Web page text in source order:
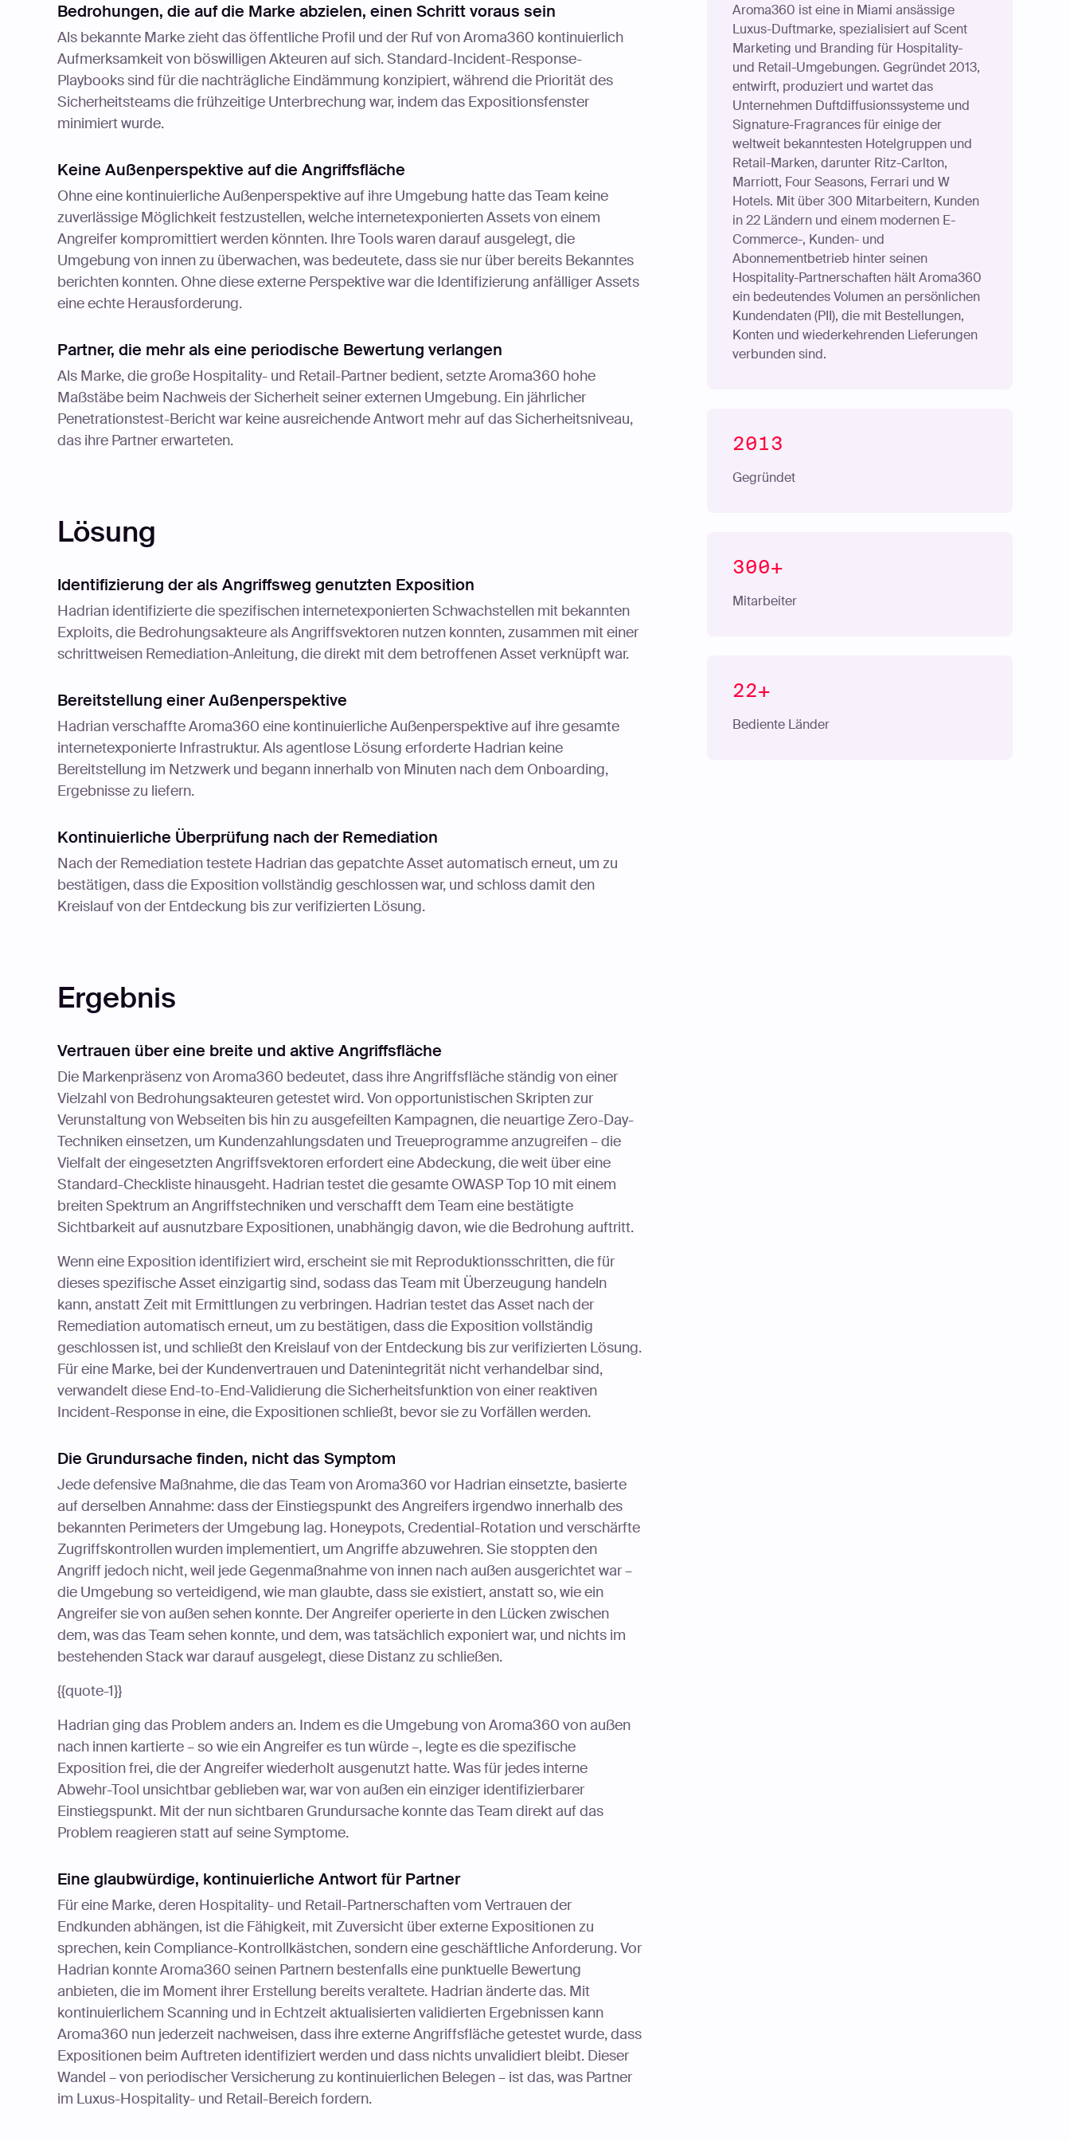
Bedrohungen, die auf die Marke abzielen, einen Schritt voraus sein
Als bekannte Marke zieht das öffentliche Profil und der Ruf von Aroma360 kontinuierlich
Aufmerksamkeit von böswilligen Akteuren auf sich. Standard-Incident-Response-
Playbooks sind für die nachträgliche Eindämmung konzipiert, während die Priorität des
Sicherheitsteams die frühzeitige Unterbrechung war, indem das Expositionsfenster
minimiert wurde.
Keine Außenperspektive auf die Angriffsfläche
Ohne eine kontinuierliche Außenperspektive auf ihre Umgebung hatte das Team keine
zuverlässige Möglichkeit festzustellen, welche internetexponierten Assets von einem
Angreifer kompromittiert werden könnten. Ihre Tools waren darauf ausgelegt, die
Umgebung von innen zu überwachen, was bedeutete, dass sie nur über bereits Bekanntes
berichten konnten. Ohne diese externe Perspektive war die Identifizierung anfälliger Assets
eine echte Herausforderung.
Partner, die mehr als eine periodische Bewertung verlangen
Als Marke, die große Hospitality- und Retail-Partner bedient, setzte Aroma360 hohe
Maßstäbe beim Nachweis der Sicherheit seiner externen Umgebung. Ein jährlicher
Penetrationstest-Bericht war keine ausreichende Antwort mehr auf das Sicherheitsniveau,
das ihre Partner erwarteten.
Lösung
Identifizierung der als Angriffsweg genutzten Exposition
Hadrian identifizierte die spezifischen internetexponierten Schwachstellen mit bekannten
Exploits, die Bedrohungsakteure als Angriffsvektoren nutzen konnten, zusammen mit einer
schrittweisen Remediation-Anleitung, die direkt mit dem betroffenen Asset verknüpft war.
Bereitstellung einer Außenperspektive
Hadrian verschaffte Aroma360 eine kontinuierliche Außenperspektive auf ihre gesamte
internetexponierte Infrastruktur. Als agentlose Lösung erforderte Hadrian keine
Bereitstellung im Netzwerk und begann innerhalb von Minuten nach dem Onboarding,
Ergebnisse zu liefern.
Kontinuierliche Überprüfung nach der Remediation
Nach der Remediation testete Hadrian das gepatchte Asset automatisch erneut, um zu
bestätigen, dass die Exposition vollständig geschlossen war, und schloss damit den
Kreislauf von der Entdeckung bis zur verifizierten Lösung.
Ergebnis
Vertrauen über eine breite und aktive Angriffsfläche
Die Markenpräsenz von Aroma360 bedeutet, dass ihre Angriffsfläche ständig von einer
Vielzahl von Bedrohungsakteuren getestet wird. Von opportunistischen Skripten zur
Verunstaltung von Webseiten bis hin zu ausgefeilten Kampagnen, die neuartige Zero-Day-
Techniken einsetzen, um Kundenzahlungsdaten und Treueprogramme anzugreifen – die
Vielfalt der eingesetzten Angriffsvektoren erfordert eine Abdeckung, die weit über eine
Standard-Checkliste hinausgeht. Hadrian testet die gesamte OWASP Top 10 mit einem
breiten Spektrum an Angriffstechniken und verschafft dem Team eine bestätigte
Sichtbarkeit auf ausnutzbare Expositionen, unabhängig davon, wie die Bedrohung auftritt.
Wenn eine Exposition identifiziert wird, erscheint sie mit Reproduktionsschritten, die für
dieses spezifische Asset einzigartig sind, sodass das Team mit Überzeugung handeln
kann, anstatt Zeit mit Ermittlungen zu verbringen. Hadrian testet das Asset nach der
Remediation automatisch erneut, um zu bestätigen, dass die Exposition vollständig
geschlossen ist, und schließt den Kreislauf von der Entdeckung bis zur verifizierten Lösung.
Für eine Marke, bei der Kundenvertrauen und Datenintegrität nicht verhandelbar sind,
verwandelt diese End-to-End-Validierung die Sicherheitsfunktion von einer reaktiven
Incident-Response in eine, die Expositionen schließt, bevor sie zu Vorfällen werden.
Die Grundursache finden, nicht das Symptom
Jede defensive Maßnahme, die das Team von Aroma360 vor Hadrian einsetzte, basierte
auf derselben Annahme: dass der Einstiegspunkt des Angreifers irgendwo innerhalb des
bekannten Perimeters der Umgebung lag. Honeypots, Credential-Rotation und verschärfte
Zugriffskontrollen wurden implementiert, um Angriffe abzuwehren. Sie stoppten den
Angriff jedoch nicht, weil jede Gegenmaßnahme von innen nach außen ausgerichtet war –
die Umgebung so verteidigend, wie man glaubte, dass sie existiert, anstatt so, wie ein
Angreifer sie von außen sehen konnte. Der Angreifer operierte in den Lücken zwischen
dem, was das Team sehen konnte, und dem, was tatsächlich exponiert war, und nichts im
bestehenden Stack war darauf ausgelegt, diese Distanz zu schließen.
{{quote-1}}
Hadrian ging das Problem anders an. Indem es die Umgebung von Aroma360 von außen
nach innen kartierte – so wie ein Angreifer es tun würde –, legte es die spezifische
Exposition frei, die der Angreifer wiederholt ausgenutzt hatte. Was für jedes interne
Abwehr-Tool unsichtbar geblieben war, war von außen ein einziger identifizierbarer
Einstiegspunkt. Mit der nun sichtbaren Grundursache konnte das Team direkt auf das
Problem reagieren statt auf seine Symptome.
Eine glaubwürdige, kontinuierliche Antwort für Partner
Für eine Marke, deren Hospitality- und Retail-Partnerschaften vom Vertrauen der
Endkunden abhängen, ist die Fähigkeit, mit Zuversicht über externe Expositionen zu
sprechen, kein Compliance-Kontrollkästchen, sondern eine geschäftliche Anforderung. Vor
Hadrian konnte Aroma360 seinen Partnern bestenfalls eine punktuelle Bewertung
anbieten, die im Moment ihrer Erstellung bereits veraltete. Hadrian änderte das. Mit
kontinuierlichem Scanning und in Echtzeit aktualisierten validierten Ergebnissen kann
Aroma360 nun jederzeit nachweisen, dass ihre externe Angriffsfläche getestet wurde, dass
Expositionen beim Auftreten identifiziert werden und dass nichts unvalidiert bleibt. Dieser
Wandel – von periodischer Versicherung zu kontinuierlichen Belegen – ist das, was Partner
im Luxus-Hospitality- und Retail-Bereich fordern.
Aroma360 ist eine in Miami ansässige
Luxus-Duftmarke, spezialisiert auf Scent
Marketing und Branding für Hospitality-
und Retail-Umgebungen. Gegründet 2013,
entwirft, produziert und wartet das
Unternehmen Duftdiffusionssysteme und
Signature-Fragrances für einige der
weltweit bekanntesten Hotelgruppen und
Retail-Marken, darunter Ritz-Carlton,
Marriott, Four Seasons, Ferrari und W
Hotels. Mit über 300 Mitarbeitern, Kunden
in 22 Ländern und einem modernen E-
Commerce-, Kunden- und
Abonnementbetrieb hinter seinen
Hospitality-Partnerschaften hält Aroma360
ein bedeutendes Volumen an persönlichen
Kundendaten (PII), die mit Bestellungen,
Konten und wiederkehrenden Lieferungen
verbunden sind.
2013
Gegründet
300+
Mitarbeiter
22+
Bediente Länder